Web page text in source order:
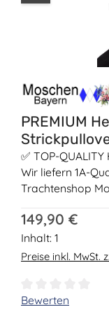
PREMIUM
✅ TOP-
Wir liefern 1A-
Trachtenshop
Regulärer Preis:
149,90 €
Inhalt: 1
Preise inkl. MwSt.
Durchschnittliche
Bewerten